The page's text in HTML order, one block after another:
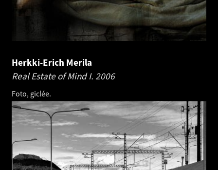
Herkki-Erich Merila
Real Estate of Mind I. 2006
Foto, giclée.